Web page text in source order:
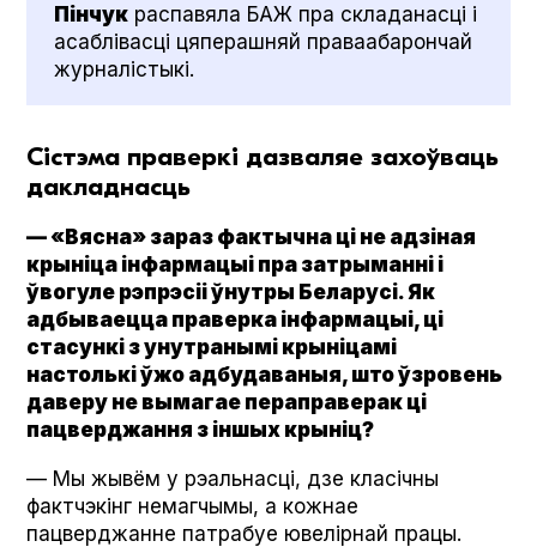
Пінчукраспавяла БАЖ пра складанасці і
асаблівасці цяперашняй праваабарончай
журналістыкі.
Сістэма праверкі дазваляе захоўваць
дакладнасць
— «Вясна» зараз фактычна ці не адзіная
крыніца інфармацыі пра затрыманні і
ўвогуле рэпрэсіі ўнутры Беларусі. Як
адбываецца праверка інфармацыі, ці
стасункі з унутранымі крыніцамі
настолькі ўжо адбудаваныя, што ўзровень
даверу не вымагае пераправерак ці
пацверджання з іншых крыніц?
— Мы жывём у рэальнасці, дзе класічны
фактчэкінг немагчымы, а кожнае
пацверджанне патрабуе ювелірнай працы.